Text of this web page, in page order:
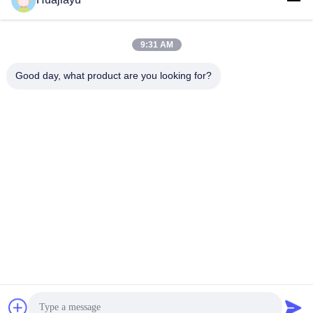
Erhalten Sie besten Preis
Telefon
9:31 AM
Good day, what product are you looking for?